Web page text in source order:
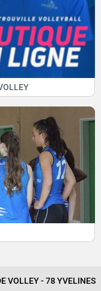
VOLLEY - 78 YVELINES